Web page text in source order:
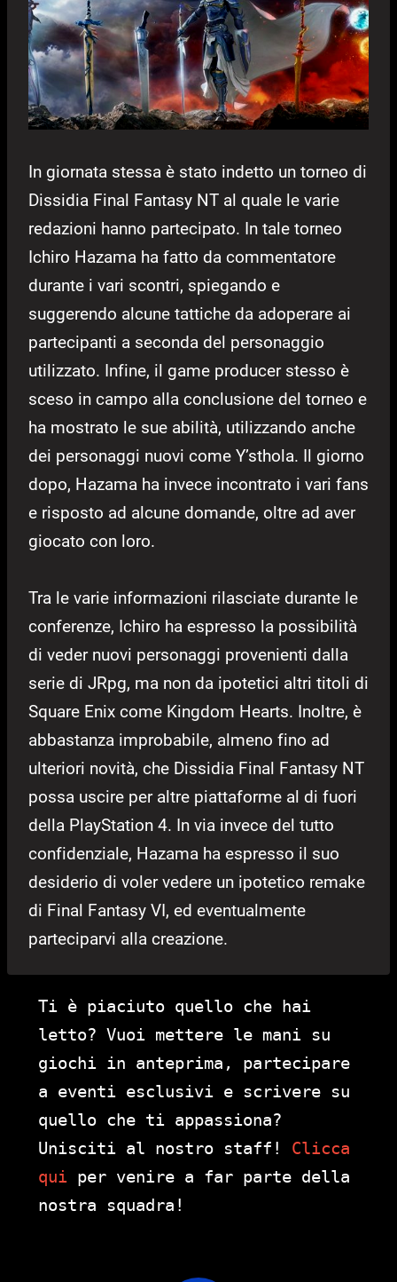
In giornata stessa è stato indetto un torneo di
Dissidia Final Fantasy NT al quale le varie
redazioni hanno partecipato. In tale torneo
Ichiro Hazama ha fatto da commentatore
durante i vari scontri, spiegando e
suggerendo alcune tattiche da adoperare ai
partecipanti a seconda del personaggio
utilizzato. Infine, il game producer stesso è
sceso in campo alla conclusione del torneo e
ha mostrato le sue abilità, utilizzando anche
dei personaggi nuovi come Y’sthola. Il giorno
dopo, Hazama ha invece incontrato i vari fans
e risposto ad alcune domande, oltre ad aver
giocato con loro.
Tra le varie informazioni rilasciate durante le
conferenze, Ichiro ha espresso la possibilità
di veder nuovi personaggi provenienti dalla
serie di JRpg, ma non da ipotetici altri titoli di
Square Enix come Kingdom Hearts. Inoltre, è
abbastanza improbabile, almeno fino ad
ulteriori novità, che Dissidia Final Fantasy NT
possa uscire per altre piattaforme al di fuori
della PlayStation 4. In via invece del tutto
confidenziale, Hazama ha espresso il suo
desiderio di voler vedere un ipotetico remake
di Final Fantasy VI, ed eventualmente
parteciparvi alla creazione.
Ti è piaciuto quello che hai
letto? Vuoi mettere le mani su
giochi in anteprima, partecipare
a eventi esclusivi e scrivere su
quello che ti appassiona?
Unisciti al nostro staff! Clicca
qui per venire a far parte della
nostra squadra!